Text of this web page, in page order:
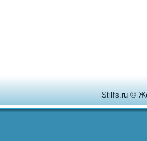
Stilfs.ru ©